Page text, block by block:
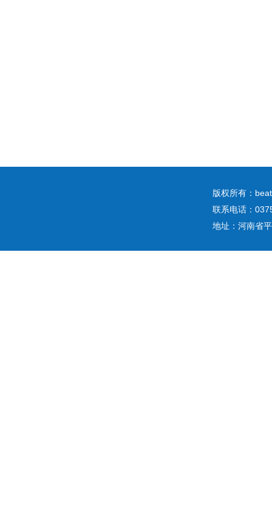
版权所有：
联系电话：
地址：河南省